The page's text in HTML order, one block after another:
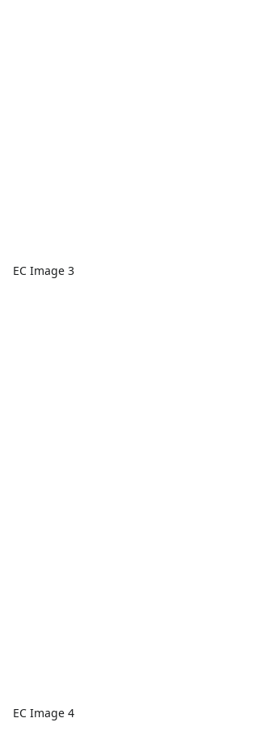
EC Image 3
EC Image 4